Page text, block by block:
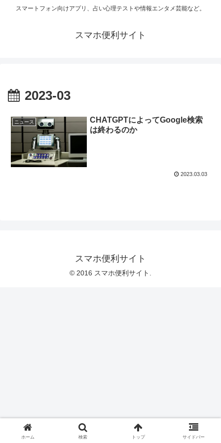
スマートフォン向けアプリ、占い心理テストや情報エンタメ芸能など。
スマホ便利サイト
2023-03
ニュース
CHATGPTによってGoogle検索
は終わるのか
2023.03.03
スマホ便利サイト
© 2016 スマホ便利サイト.
ホーム 検索 トップ サイドバー